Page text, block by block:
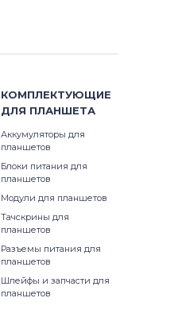
КОМПЛЕКТУЮЩИЕ
ДЛЯ ПЛАНШЕТА
Аккумуляторы для
планшетов
Блоки питания для
планшетов
Модули для планшетов
Тачскрины для
планшетов
Разъемы питания для
планшетов
Шлейфы и запчасти для
планшетов